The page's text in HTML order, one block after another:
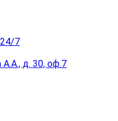
7
д. 30, оф.7